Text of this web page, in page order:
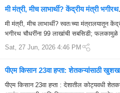
मी मंत्री, मीच लाभार्थी? केंद्रीय मंत्री भगीरथ
चौधरींना स्वतःच्या मंत्रालयातून 99 लाखांची
मी मंत्री, मीच लाभार्थी? स्वतःच्या मंत्रालयातून
भगीरथ चौधरींना 99 लाखांची सबसिडी;
झाला संपूर्ण प्रकारकेंद्...
Sat, 27 Jun, 2026 4:46 PM
पीएम किसान 23वा हप्ता: शेतकऱ्यांसाठी
जूनला खात्यात येणार 2,000 रुपये
पीएम किसान 23वा हप्ता : देशातील कोट्यवधी